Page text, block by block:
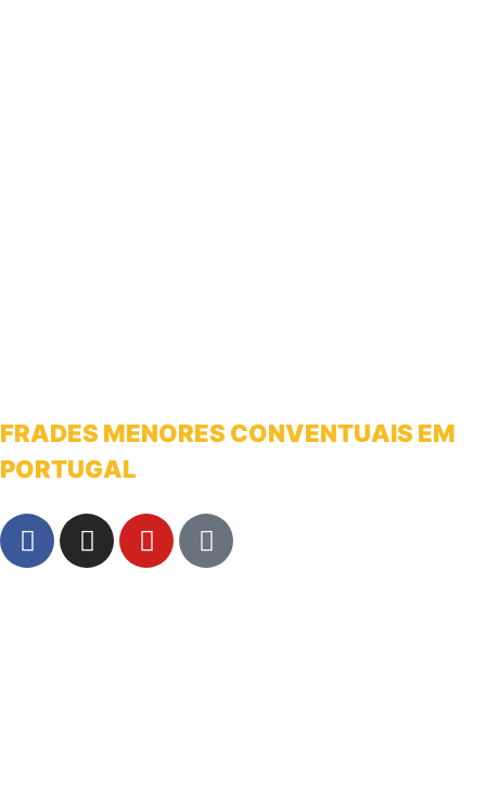
FRADES MENORES CONVENTUAIS EM
PORTUGAL